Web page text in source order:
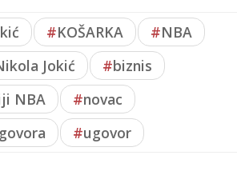
#KOŠARKA #NBA
Jokić #biznis
NBA #novac
#ugovor